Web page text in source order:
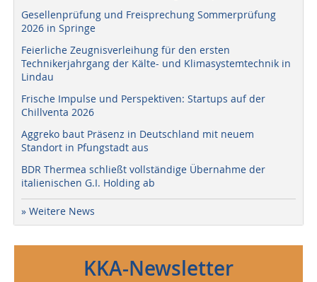
Gesellenprüfung und Freisprechung Sommerprüfung
2026 in Springe
Feierliche Zeugnisverleihung für den ersten
Technikerjahrgang der Kälte- und Klimasystemtechnik in
Lindau
Frische Impulse und Perspektiven: Startups auf der
Chillventa 2026
Aggreko baut Präsenz in Deutschland mit neuem
Standort in Pfungstadt aus
BDR Thermea schließt vollständige Übernahme der
italienischen G.I. Holding ab
» Weitere News
KKA-Newsletter